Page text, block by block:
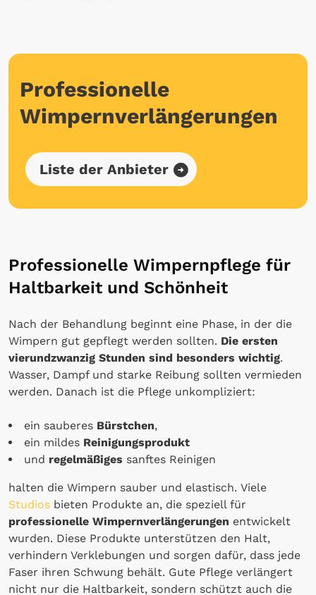
Professionelle
Wimpernverlängerungen
Liste der Anbieter
Professionelle Wimpernpflege für
Haltbarkeit und Schönheit
Nach der Behandlung beginnt eine Phase, in der die
Wimpern gut gepflegt werden sollten. Die ersten
vierundzwanzig Stunden sind besonders wichtig.
Wasser, Dampf und starke Reibung sollten vermieden
werden. Danach ist die Pflege unkompliziert:
ein sauberes Bürstchen,
ein mildes Reinigungsprodukt
und regelmäßiges sanftes Reinigen
halten die Wimpern sauber und elastisch. Viele
Studios bieten Produkte an, die speziell für
professionelle Wimpernverlängerungen entwickelt
wurden. Diese Produkte unterstützen den Halt,
verhindern Verklebungen und sorgen dafür, dass jede
Faser ihren Schwung behält. Gute Pflege verlängert
nicht nur die Haltbarkeit, sondern schützt auch die